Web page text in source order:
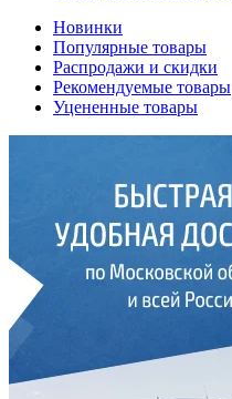
Новинки
Популярные товары
Распродажи и скидки
Рекомендуемые товары
Уцененные товары